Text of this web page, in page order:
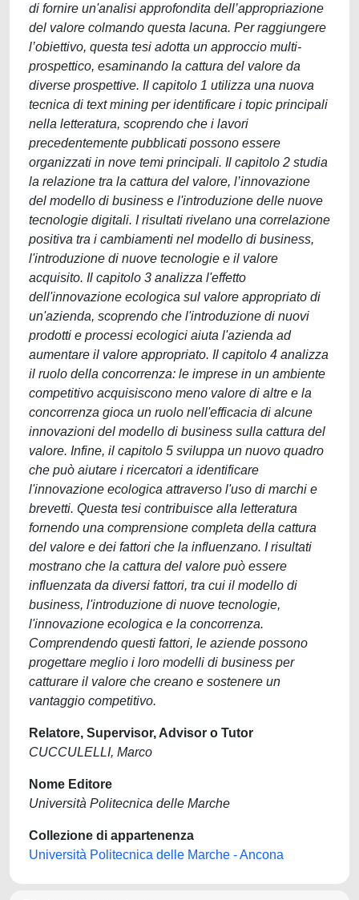
di fornire un'analisi approfondita dell’appropriazione
del valore colmando questa lacuna. Per raggiungere
l’obiettivo, questa tesi adotta un approccio multi-
prospettico, esaminando la cattura del valore da
diverse prospettive. Il capitolo 1 utilizza una nuova
tecnica di text mining per identificare i topic principali
nella letteratura, scoprendo che i lavori
precedentemente pubblicati possono essere
organizzati in nove temi principali. Il capitolo 2 studia
la relazione tra la cattura del valore, l’innovazione
del modello di business e l'introduzione delle nuove
tecnologie digitali. I risultati rivelano una correlazione
positiva tra i cambiamenti nel modello di business,
l'introduzione di nuove tecnologie e il valore
acquisito. Il capitolo 3 analizza l'effetto
dell'innovazione ecologica sul valore appropriato di
un'azienda, scoprendo che l'introduzione di nuovi
prodotti e processi ecologici aiuta l'azienda ad
aumentare il valore appropriato. Il capitolo 4 analizza
il ruolo della concorrenza: le imprese in un ambiente
competitivo acquisiscono meno valore di altre e la
concorrenza gioca un ruolo nell'efficacia di alcune
innovazioni del modello di business sulla cattura del
valore. Infine, il capitolo 5 sviluppa un nuovo quadro
che può aiutare i ricercatori a identificare
l'innovazione ecologica attraverso l'uso di marchi e
brevetti. Questa tesi contribuisce alla letteratura
fornendo una comprensione completa della cattura
del valore e dei fattori che la influenzano. I risultati
mostrano che la cattura del valore può essere
influenzata da diversi fattori, tra cui il modello di
business, l'introduzione di nuove tecnologie,
l'innovazione ecologica e la concorrenza.
Comprendendo questi fattori, le aziende possono
progettare meglio i loro modelli di business per
catturare il valore che creano e sostenere un
vantaggio competitivo.
Relatore, Supervisor, Advisor o Tutor
CUCCULELLI, Marco
Nome Editore
Università Politecnica delle Marche
Collezione di appartenenza
Università Politecnica delle Marche - Ancona